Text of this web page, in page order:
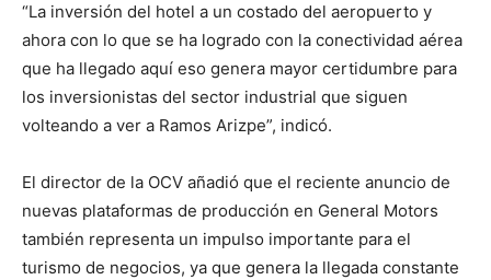
“La inversión del hotel a un costado del aeropuerto y
ahora con lo que se ha logrado con la conectividad aérea
que ha llegado aquí eso genera mayor certidumbre para
los inversionistas del sector industrial que siguen
volteando a ver a Ramos Arizpe”, indicó.
El director de la OCV añadió que el reciente anuncio de
nuevas plataformas de producción en General Motors
también representa un impulso importante para el
turismo de negocios, ya que genera la llegada constante